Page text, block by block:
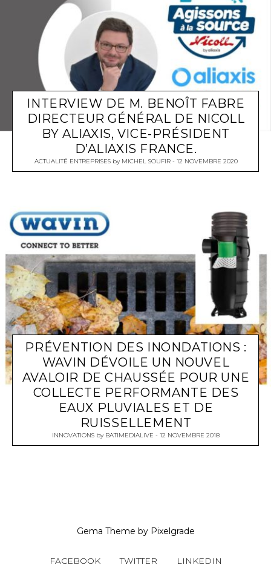
INTERVIEW DE M. BENOÎT FABRE
DIRECTEUR GÉNÉRAL DE NICOLL
BY ALIAXIS, VICE-PRÉSIDENT
D’ALIAXIS FRANCE.
ACTUALITÉ ENTREPRISESby MICHEL SOUFIR 12 NOVEMBRE 2020
PRÉVENTION DES INONDATIONS :
WAVIN DÉVOILE UN NOUVEL
AVALOIR DE CHAUSSÉE POUR UNE
COLLECTE PERFORMANTE DES
EAUX PLUVIALES ET DE
RUISSELLEMENT
INNOVATIONS by BATIMEDIALIVE 12 NOVEMBRE 2018
Gema Theme by Pixelgrade
FACEBOOK TWITTER LINKEDIN